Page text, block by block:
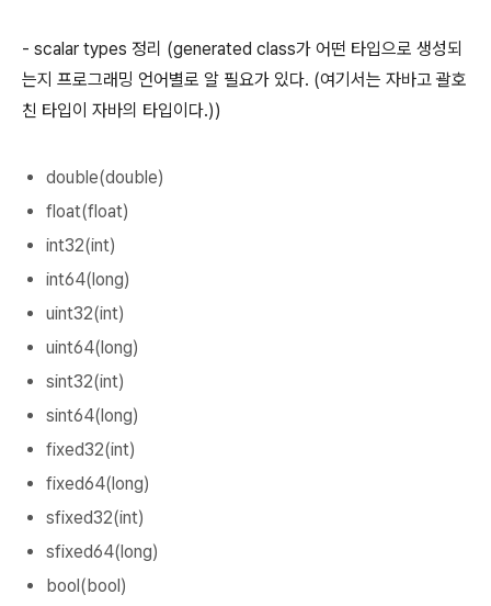
- scalar types 정리 (generated class가 어떤 타입으로 생성되
는지 프로그래밍 언어별로 알 필요가 있다. (여기서는 자바고 괄호
친 타입이 자바의 타입이다.))
double(double)
float(float)
int32(int)
int64(long)
uint32(int)
uint64(long)
sint32(int)
sint64(long)
fixed32(int)
fixed64(long)
sfixed32(int)
sfixed64(long)
bool(bool)